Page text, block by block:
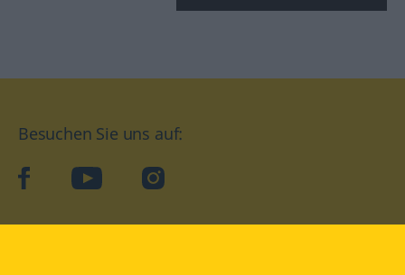
Besuchen Sie uns auf:
facebookYouTube Instagram